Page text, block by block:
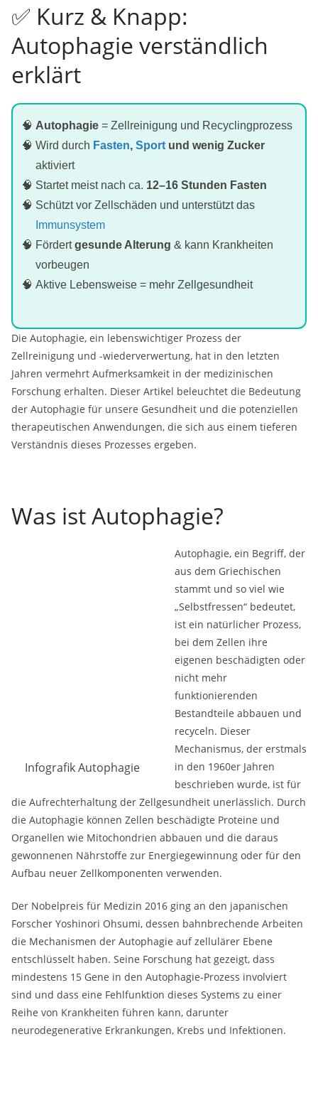
✅ Kurz & Knapp:
Autophagie verständlich
erklärt
Autophagie = Zellreinigung und Recyclingprozess
Wird durch Fasten, Sport und wenig Zucker
aktiviert
Startet meist nach ca. 12–16 Stunden Fasten
Schützt vor Zellschäden und unterstützt das
Immunsystem
Fördertgesunde Alterung & kann Krankheiten
vorbeugen
Aktive Lebensweise = mehr Zellgesundheit
Die Autophagie, ein lebenswichtiger Prozess der
Zellreinigung und -wiederverwertung, hat in den letzten
Jahren vermehrt Aufmerksamkeit in der medizinischen
Forschung erhalten. Dieser Artikel beleuchtet die Bedeutung
der Autophagie für unsere Gesundheit und die potenziellen
therapeutischen Anwendungen, die sich aus einem tieferen
Verständnis dieses Prozesses ergeben.
Was ist Autophagie?
Infografik Autophagie
Autophagie, ein Begriff, der
aus dem Griechischen
stammt und so viel wie
„Selbstfressen“ bedeutet,
ist ein natürlicher Prozess,
bei dem Zellen ihre
eigenen beschädigten oder
nicht mehr
funktionierenden
Bestandteile abbauen und
recyceln. Dieser
Mechanismus, der erstmals
in den 1960er Jahren
beschrieben wurde, ist für
die Aufrechterhaltung der Zellgesundheit unerlässlich. Durch
die Autophagie können Zellen beschädigte Proteine und
Organellen wie Mitochondrien abbauen und die daraus
gewonnenen Nährstoffe zur Energiegewinnung oder für den
Aufbau neuer Zellkomponenten verwenden.
Der Nobelpreis für Medizin 2016 ging an den japanischen
Forscher Yoshinori Ohsumi, dessen bahnbrechende Arbeiten
die Mechanismen der Autophagie auf zellulärer Ebene
entschlüsselt haben. Seine Forschung hat gezeigt, dass
mindestens 15 Gene in den Autophagie-Prozess involviert
sind und dass eine Fehlfunktion dieses Systems zu einer
Reihe von Krankheiten führen kann, darunter
neurodegenerative Erkrankungen, Krebs und Infektionen.